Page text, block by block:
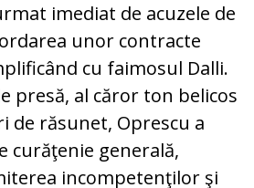
imediat de acuzele de
unor contracte
cu faimosul Dalli.
presă, al căror ton belicos
de răsunet, Oprescu a
curăţenie generală,
incompetenţilor şi